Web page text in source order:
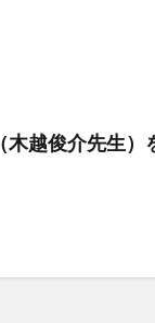
木越俊介先生）